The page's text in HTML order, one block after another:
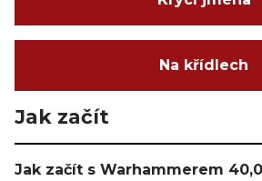
Na křídlech
Jak začít
Jak začít s Warhammerem